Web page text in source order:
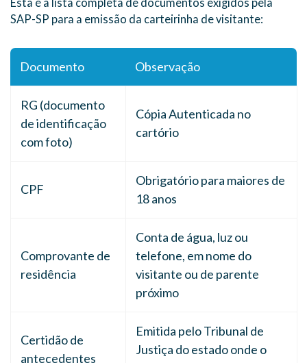
SAP-SP para a emissão da carteirinha de visitante:
Documento Observação
RG (documento
de identificação
com foto)
Cópia Autenticada no
cartório
CPF
Obrigatório para maiores de
18 anos
Comprovante de
residência
Conta de água, luz ou
telefone, em nome do
visitante ou de parente
próximo
Certidão de
antecedentes
Emitida pelo Tribunal de
Justiça do estado onde o